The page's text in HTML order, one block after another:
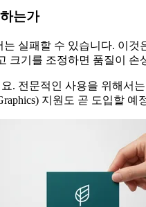
는가
실패할 수 있습니다. 이
크기를 조정하면 품질이 손
. 전문적인 사용을 위해서
지원도 곧 도입할